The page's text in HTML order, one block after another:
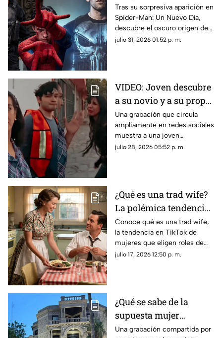
sobre el oscuro pasado
de The Punisher
Tras su sorpresiva aparición en
Spider-Man: Un Nuevo Día,
descubre el oscuro origen de
Punisher, su paso por el MCU
julio 31, 2026 01:52 p. m.
VIDEO: Joven descubre
a su novio y a su propia
madre saliendo de
hotel
Una grabación que circula
ampliamente en redes sociales
muestra a una joven
enfrentando a su pareja y a su
julio 28, 2026 05:52 p. m.
¿Qué es una trad wife?
La polémica tendencia
VIRAL de amas de casa
Conoce qué es una trad wife,
la tendencia en TikTok de
mujeres que eligen roles de
género tradicionales y por qué
julio 17, 2026 12:50 p. m.
¿Qué se sabe de la
supuesta mujer
fantasma que se hizo
Una grabación compartida por